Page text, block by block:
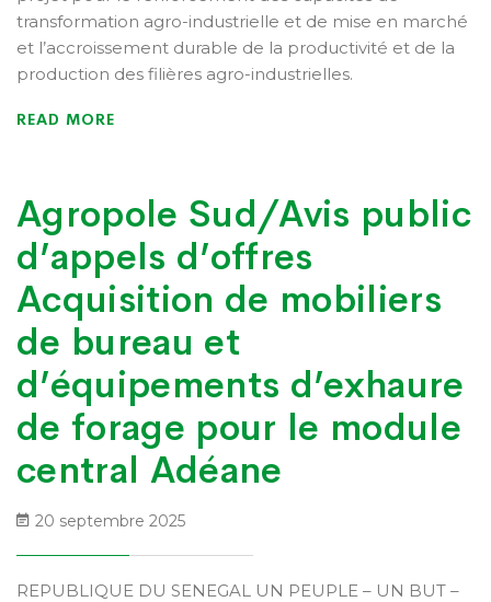
transformation agro-industrielle et de mise en marché
et l’accroissement durable de la productivité et de la
production des filières agro-industrielles.
READ MORE
Agropole Sud/Avis public
d’appels d’offres
Acquisition de mobiliers
de bureau et
d’équipements d’exhaure
de forage pour le module
central Adéane
20 septembre 2025
REPUBLIQUE DU SENEGAL UN PEUPLE – UN BUT –